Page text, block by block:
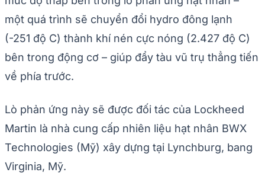
một quá trình sẽ chuyển đổi hydro đông lạnh
(-251 độ C) thành khí nén cực nóng (2.427 độ C)
bên trong động cơ – giúp đẩy tàu vũ trụ thẳng tiến
về phía trước.
Lò phản ứng này sẽ được đối tác của Lockheed
Martin là nhà cung cấp nhiên liệu hạt nhân BWX
Technologies (Mỹ) xây dựng tại Lynchburg, bang
Virginia, Mỹ.